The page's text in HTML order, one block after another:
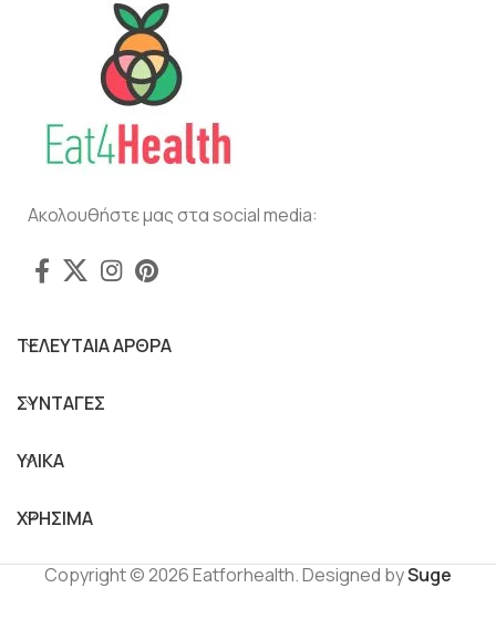
Ακολουθήστε μας στα social media:
ΤΕΛΕΥΤΑΙΑ ΑΡΘΡΑ
ΣΥΝΤΑΓΕΣ
ΥΛΙΚΑ
ΧΡΗΣΙΜΑ
Copyright © 2026 Eatforhealth. Designed bySuge